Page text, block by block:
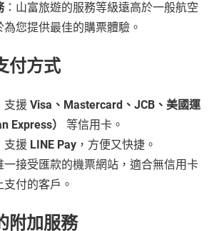
：山富旅遊的服務等級遠高於一般航空
您提供最佳的購票體驗。
付方式
支援 Visa、Mastercard、JCB、美國運
Express）
等信用卡。
支援 LINE Pay ，方便又快捷。
一接受匯款的機票網站，適合無信用卡
付的客戶。
附加服務